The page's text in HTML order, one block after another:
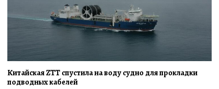
Китайская ZTT спустила на воду судно для прокладки
подводных кабелей